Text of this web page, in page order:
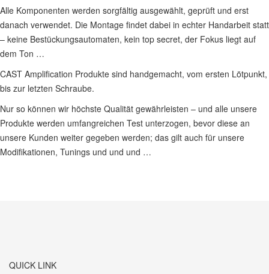
Alle Komponenten werden sorgfältig ausgewählt, geprüft und erst
danach verwendet. Die Montage findet dabei in echter Handarbeit statt
– keine Bestückungsautomaten, kein top secret, der Fokus liegt auf
dem Ton …
CAST Amplification Produkte sind handgemacht, vom ersten Lötpunkt,
bis zur letzten Schraube.
Nur so können wir höchste Qualität gewährleisten – und alle unsere
Produkte werden umfangreichen Test unterzogen, bevor diese an
unsere Kunden weiter gegeben werden; das gilt auch für unsere
Modifikationen, Tunings und und und …
QUICK LINK